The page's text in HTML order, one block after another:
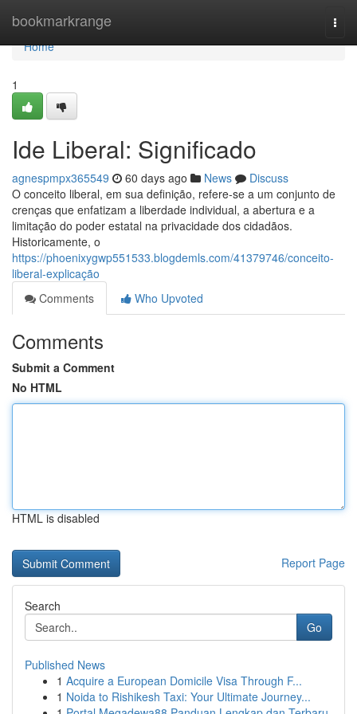
bookmarkrange
Home
Home
1
Ide Liberal: Significado
agnespmpx365549 60 days ago News
Discuss
O conceito liberal, em sua definição, refere-se a um conjunto de
crenças que enfatizam a liberdade individual, a abertura e a
limitação do poder estatal na privacidade dos cidadãos.
Historicamente, o
https://phoenixygwp551533.blogdemls.com/41379746/conceito-
liberal-explicação
Comments
Who Upvoted
Comments
Submit a Comment
No HTML
HTML is disabled
Report Page
Search
Go
Published News
1 Acquire a European Domicile Visa Through F...
1 Noida to Rishikesh Taxi: Your Ultimate Journey...